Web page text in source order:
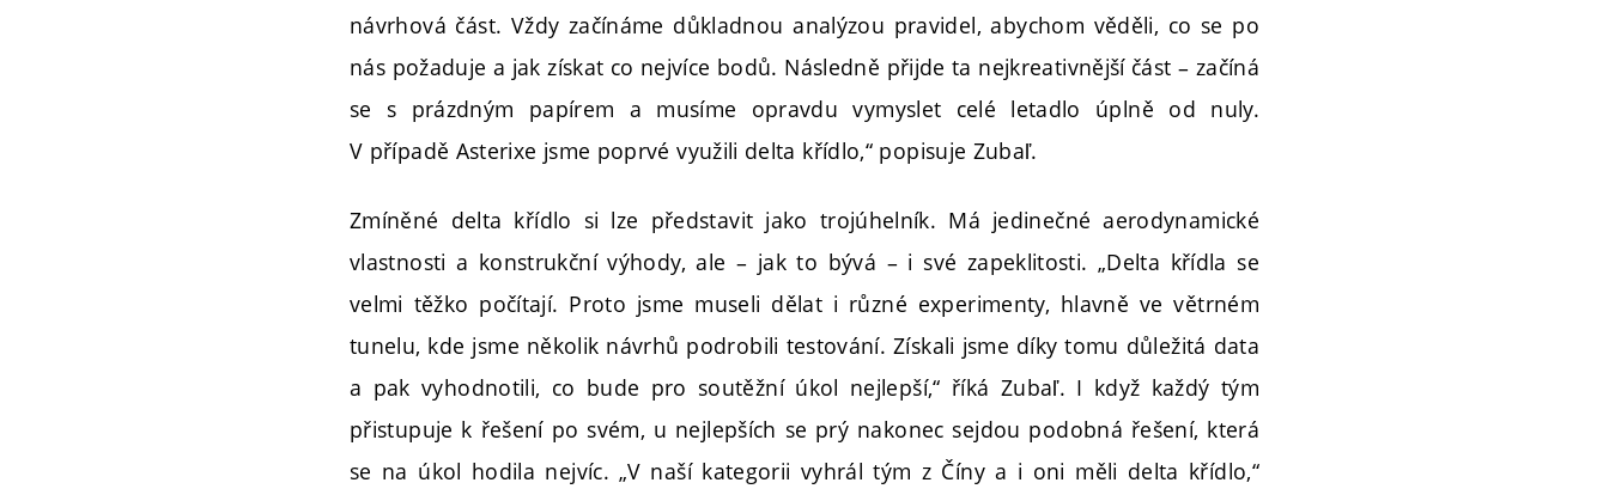
návrhová část. Vždy začínáme důkladnou analýzou pravidel, abychom věděli, co se po
nás požaduje a jak získat co nejvíce bodů. Následně přijde ta nejkreativnější část – začíná
se s prázdným papírem a musíme opravdu vymyslet celé letadlo úplně od nuly.
V případě Asterixe jsme poprvé využili delta křídlo,“ popisuje Zubaľ.
Zmíněné delta křídlo si lze představit jako trojúhelník. Má jedinečné aerodynamické
vlastnosti a konstrukční výhody, ale – jak to bývá – i své zapeklitosti. „Delta křídla se
velmi těžko počítají. Proto jsme museli dělat i různé experimenty, hlavně ve větrném
tunelu, kde jsme několik návrhů podrobili testování. Získali jsme díky tomu důležitá data
a pak vyhodnotili, co bude pro soutěžní úkol nejlepší,“ říká Zubaľ. I když každý tým
přistupuje k řešení po svém, u nejlepších se prý nakonec sejdou podobná řešení, která
se na úkol hodila nejvíc. „V naší kategorii vyhrál tým z Číny a i oni měli delta křídlo,“